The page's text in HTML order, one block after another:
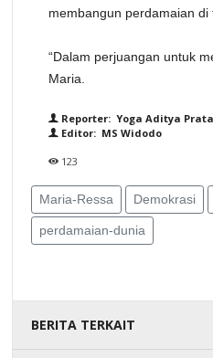
membangun perdamaian di
“Dalam perjuangan untuk
Maria.
Reporter: Yoga Aditya
Editor: MS Widodo
123
Maria-Ressa Demokrasi
perdamaian-dunia
BERITA TERKAIT